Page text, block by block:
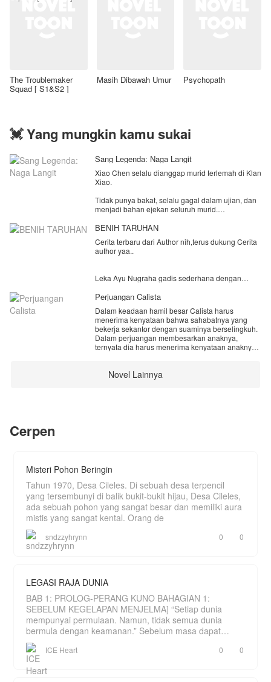
The Troublemaker
Squad [ S1&S2 ]
Masih Dibawah Umur Psychopath
💓 Yang mungkin kamu sukai
Sang Legenda: Naga Langit
Xiao Chen selalu dianggap murid terlemah di Klan
Xiao.
Tidak punya bakat, selalu gagal dalam ujian, dan
menjadi bahan ejekan seluruh murid.
sesungguhnya bahwa tubuhnya menyembunyikan
Segalanya berubah saat Ritual Penerimaan Roh
BENIH TARUHAN
Cerita terbaru dari Author nih,terus dukung Cerita
author yaa..
Leka Ayu Nugraha gadis sederhana dengan
bersekolah di sekolah terkenal bagus.
Leka tinggal dengan Ayahnya dan juga ibu tirinya
serta saudara tirinya.Keluarganya tergolong
berkecukupan namun, dia tidak pernah
mendapatkan haknya karena pengaruh ibu
tirinya.Hidup dengan kekejaman ibu tiri di tambah
terkenal dengan Black Rider.
Perjuangan Calista
Dalam keadaan hamil besar Calista harus
menerima kenyataan bahwa sahabatnya yang
bekerja sekantor dengan suaminya berselingkuh.
Dalam perjuangan membesarkan anaknya,
ternyata dia harus menerima kenyataan anaknya
seorang dokter mampu mengatasi semua cobaan
Novel Lainnya
Cerpen
Misteri Pohon Beringin
Tahun 1970, Desa Cileles. Di sebuah desa terpencil
yang tersembunyi di balik bukit-bukit hijau, Desa Cileles,
ada sebuah pohon yang sangat besar dan memiliki aura
mistis yang sangat kental. Orang de
sndzzyhrynn 0 0
LEGASI RAJA DUNIA
BAB 1: PROLOG-PERANG KUNO BAHAGIAN 1:
SEBELUM KEGELAPAN MENJELMA] “Setiap dunia
mempunyai permulaan. Namun, tidak semua dunia
bermula dengan keamanan.” Sebelum masa dapat
dihitung, hanya wujud sebu
ICE Heart 0 0